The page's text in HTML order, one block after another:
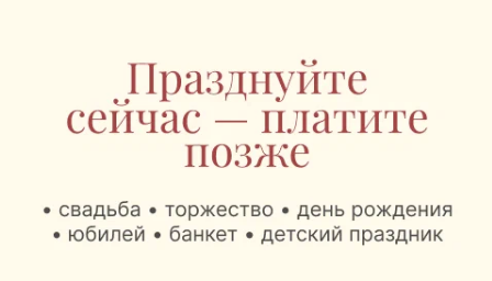
питание, полный рацион на день: от 60
рублей с человека;
сауны и восстановительные
комплексы: от 75 до 200 рублей за
сеанс 2 часа;
крытая 100 рублей;
прокат велосипеда: 5 рублей за час, 20